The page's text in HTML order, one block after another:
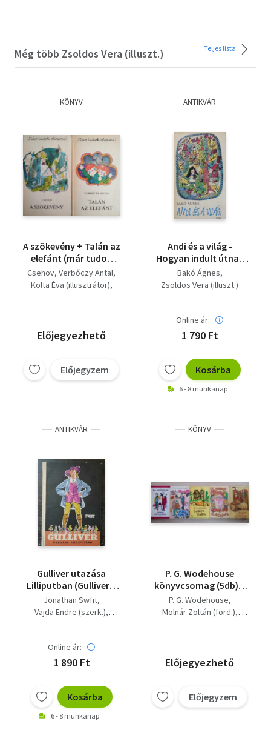
Még több Zsoldos Vera (illuszt.) Teljes lista
KÖNYV
A szökevény + Talán az
elefánt (már tudok
olvasni) 2 mű
Csehov Verbőczy Antal
Kolta Éva (illusztrátor)
Előjegyezhető
Előjegyzem
ANTIKVÁR
Andi és a világ -
Hogyan indult útnak
Andi (Zsoldos Vera
rajzaival)
Bakó Ágnes
Zsoldos Vera (illuszt.)
Online ár:
1 790 Ft
Kosárba
6 - 8 munkanap
ANTIKVÁR
Gulliver utazása
Lilliputban (Gulliver's
Voyage to Lilliput) -
Karinthy Frigyes
Jonathan Swfit
Vajda Endre (szerk.)
Online ár:
1 890 Ft
Kosárba
6 - 8 munkanap
KÖNYV
P. G. Wodehouse
könyvcsomag (5db) A
nénikém nem talpig
úrinő! + Mike és Psmith
zivatar
P. G. Wodehouse
Molnár Zoltán (ford.)
Előjegyezhető
Előjegyzem